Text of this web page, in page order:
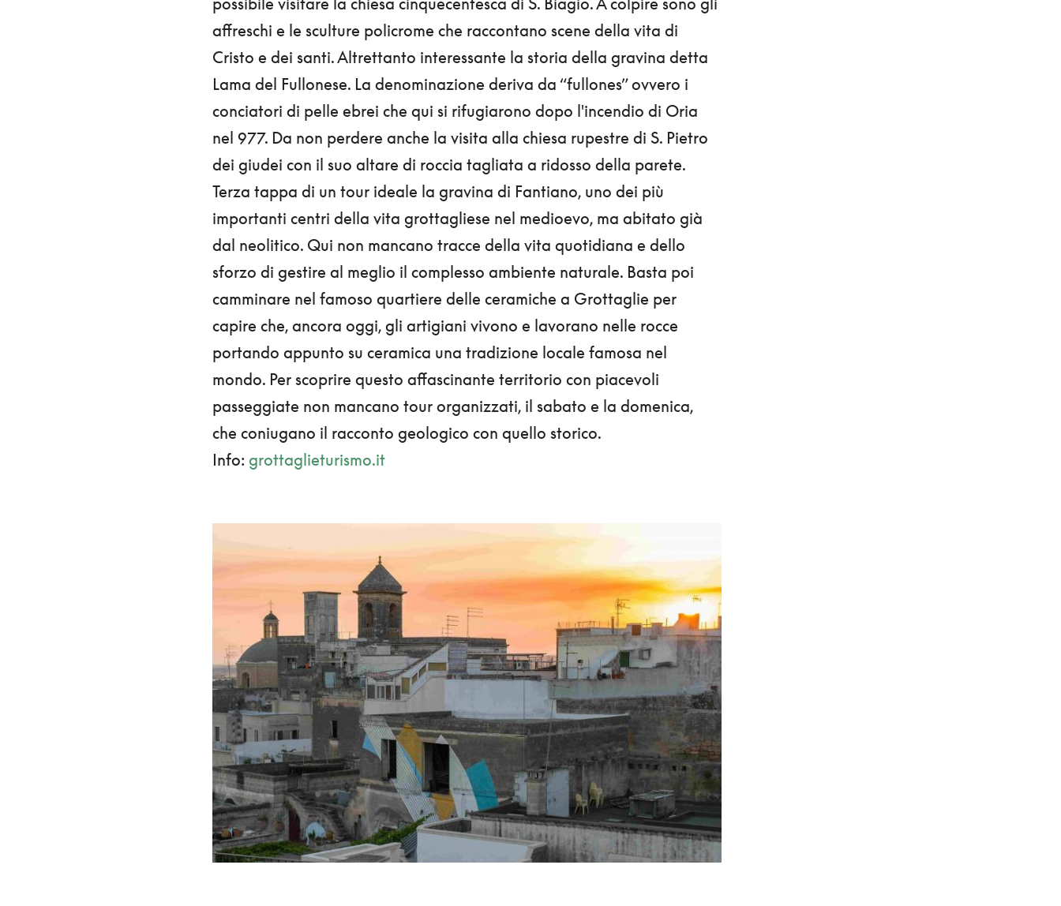
affreschi e le sculture policrome che raccontano scene della vita di
Cristo e dei santi. Altrettanto interessante la storia della gravina detta
Lama del Fullonese. La denominazione deriva da “fullones” ovvero i
conciatori di pelle ebrei che qui si rifugiarono dopo l'incendio di Oria
nel 977. Da non perdere anche la visita alla chiesa rupestre di S. Pietro
dei giudei con il suo altare di roccia tagliata a ridosso della parete.
Terza tappa di un tour ideale la gravina di Fantiano, uno dei più
importanti centri della vita grottagliese nel medioevo, ma abitato già
dal neolitico. Qui non mancano tracce della vita quotidiana e dello
sforzo di gestire al meglio il complesso ambiente naturale. Basta poi
camminare nel famoso quartiere delle ceramiche a Grottaglie per
capire che, ancora oggi, gli artigiani vivono e lavorano nelle rocce
portando appunto su ceramica una tradizione locale famosa nel
mondo. Per scoprire questo affascinante territorio con piacevoli
passeggiate non mancano tour organizzati, il sabato e la domenica,
che coniugano il racconto geologico con quello storico.
Info: grottaglieturismo.it